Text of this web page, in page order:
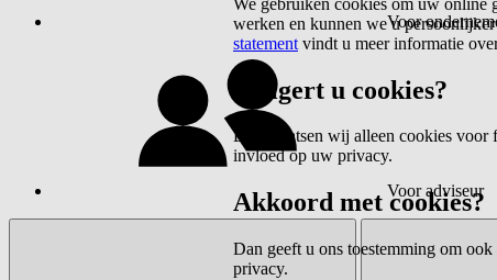
Voor
Voor adviseur
werken en kunnen we u
statement vindt u meer informatie
Weigert u cookies?
Dan plaatsen wij alleen cookies voor
invloed op uw privacy.
Akkoord met cookies?
Dan geeft u ons toestemming om
privacy.